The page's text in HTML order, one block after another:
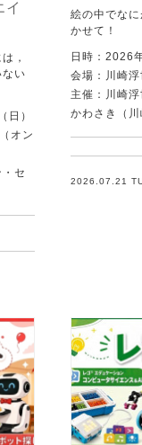
イ
，
い
日）
オン
セ
絵の中でな
かせて！
日時：2026
会場：川崎
主催：川崎
かわさき（川
2026.07.21